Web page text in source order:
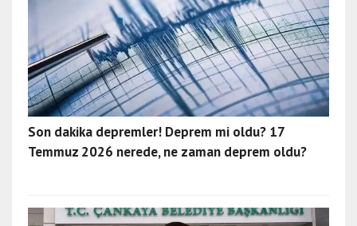
Son dakika depremler! Deprem mi oldu? 17
Temmuz 2026 nerede, ne zaman deprem oldu?